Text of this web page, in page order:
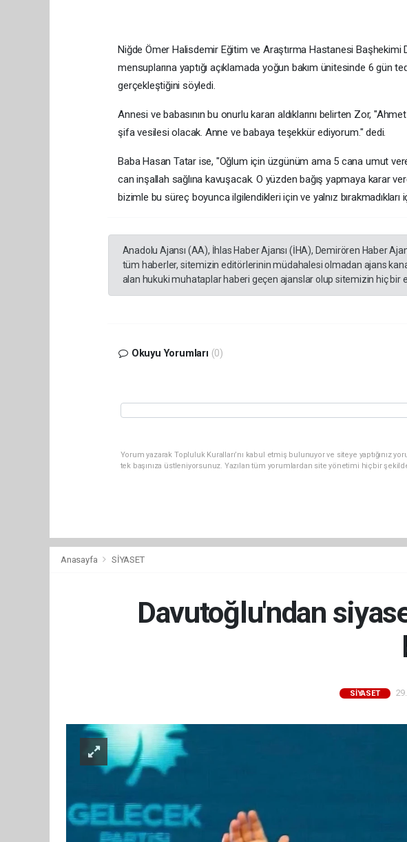
Niğde Ömer Halisdemir Eğitim ve Araştırma Hastanesi Başhekimi
mensuplarına yaptığı açıklamada yoğun bakım ünitesinde 6 gün
gerçekleştiğini söyledi.
Annesi ve babasının bu onurlu kararı aldıklarını belirten Zor,
şifa vesilesi olacak. Anne ve babaya teşekkür ediyorum." dedi.
Baba Hasan Tatar ise, "Oğlum için üzgünüm ama 5 cana umut
can inşallah sağlına kavuşacak. O yüzden bağış yapmaya karar
bizimle bu süreç boyunca ilgilendikleri için ve yalnız
Anadolu Ajansı (AA), İhlas Haber Ajansı (İHA), Demirören Haber
tüm haberler, sitemizin editörlerinin müdahalesi olmadan ajans
alan hukuki muhataplar haberi geçen ajanslar olup sitemizin hiç bir
Okuyu Yorumları (0)
Yorum yazarak Topluluk Kuralları’nı kabul etmiş bulunuyor ve siteye yaptığınız
tek başınıza üstleniyorsunuz. Yazılan tüm yorumlardan site yönetimi hiçbir
Anasayfa SİYASET
Davutoğlu'ndan
SİYASET